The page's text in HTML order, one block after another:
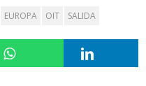
EUROPA OIT SALIDA